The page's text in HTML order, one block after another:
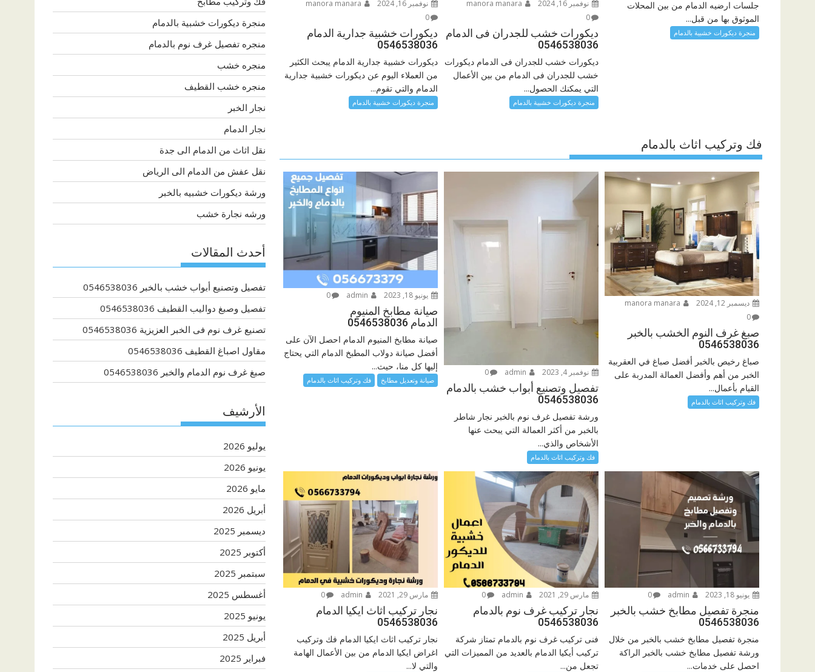
جلسات ارضيه الدمام من بين المحلات
الموثوق بها من قبل...
منجرة ديكورات خشبية بالدمام
نوفمبر 16, 2024
0
ديكورات خشب للجدران فى الدمام
0546538036
ديكورات خشب للجدران فى الدمام ديكورات
خشب للجدران فى الدمام من بين الأعمال
التي يمكنك الحصول...
منجرة ديكورات خشبية بالدمام
نوفمبر 16, 2024
0
ديكورات خشبية جدارية الدمام
0546538036
ديكورات خشبية جدارية الدمام يبحث الكثير
من العملاء اليوم عن ديكورات خشبية جدارية
الدمام والتي تقوم...
منجرة ديكورات خشبية بالدمام
فك وتركيب اثاث بالدمام
ديسمبر 12, 2024
0
صبغ غرف النوم الخشب بالخبر
0546538036
صباغ رخيص بالخبر أفضل صباغ في العقربية
الخبر من أهم وأفضل العمالة المدربة على
القيام بأعمال...
فك وتركيب اثاث بالدمام
نوفمبر 4, 2023 0
تفصيل وتصنيع أبواب خشب بالدمام
0546538036
ورشة تفصيل غرف نوم بالخبر نجار شاطر
بالخبر من أكثر العمالة التي يبحث عنها
الأشخاص والذي...
فك وتركيب اثاث بالدمام
يونيو 18, 2023 0
صيانة مطابخ المنيوم
الدمام 0546538036
صيانة مطابخ المنيوم الدمام احصل الآن على
أفضل صيانة دولاب المطبخ الدمام التي يحتاج
إليها كل منا، حيث...
صيانة وتعديل مطابخ فك وتركيب اثاث بالدمام
يونيو 18, 2023 0
منجرة تفصيل مطابخ خشب بالخبر
0546538036
منجرة تفصيل مطابخ خشب بالخبر من خلال
ورشة تفصيل مطابخ خشب بالخبر الراكة
احصل على خدمات...
مارس 29, 2021 0
نجار تركيب غرف نوم بالدمام
0546538036
فنى تركيب غرف نوم بالدمام تمتاز شركة
تركيب أيكيا الدمام بالعديد من المميزات التي
تجعل من...
مارس 29, 2021 0
نجار تركيب اثاث ايكيا الدمام
0546538036
نجار تركيب اثاث ايكيا الدمام فك وتركيب
اغراض ايكيا الدمام من بين الأعمال الهامة
والتي لا...
منجرة ديكورات خشبية بالدمام
منجره تفصيل غرف نوم بالدمام
منجره خشب
منجره خشب القطيف
نجار الخبر
نجار الدمام
نقل اثاث من الدمام الى جدة
نقل عفش من الدمام الى الرياض
ورشة ديكورات خشبيه بالخبر
ورشه نجارة خشب
أحدث المقالات
تفصيل وتصنيع أبواب خشب بالخبر 0546538036
تفصيل وصبغ دواليب القطيف 0546538036
تصنيع غرف نوم فى الخبر العزيزية 0546538036
مقاول اصباغ القطيف 0546538036
صبغ غرف نوم الدمام والخبر 0546538036
الأرشيف
يوليو 2026
يونيو 2026
مايو 2026
أبريل 2026
ديسمبر 2025
أكتوبر 2025
سبتمبر 2025
أغسطس 2025
يونيو 2025
أبريل 2025
فبراير 2025